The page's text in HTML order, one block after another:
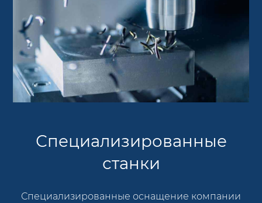
Специализированные
станки
Специализированные оснащение компании